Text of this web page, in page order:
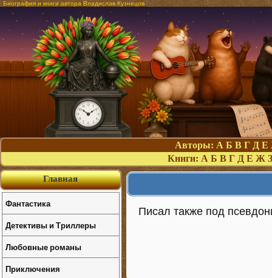
Биография и книги автора Владислав Кузнецов
Авторы: А Б В Г Д Е
Книги: А Б В Г Д Е Ж З
Писал также под
Главная
Фантастика
Детективы и Триллеры
Любовные романы
Приключения